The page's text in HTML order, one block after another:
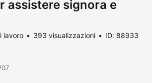
assistere signora e
lavoro 393 visualizzazioni ID: 88933